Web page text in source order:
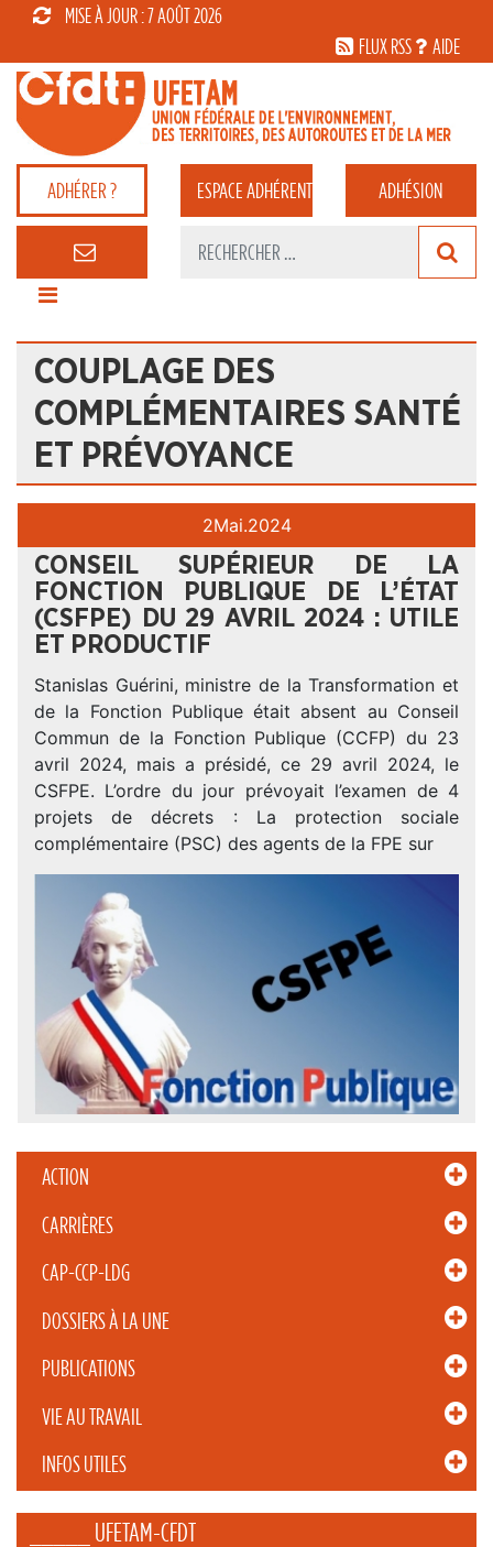
MISE À JOUR : 7 AOÛT 2026
FLUX RSS
AIDE
ADHÉRER ? ESPACEADHÉRENT ADHÉSION
COUPLAGE DES
COMPLÉMENTAIRES SANTÉ
ET PRÉVOYANCE
ACTION
CARRIÈRES
CAP-CCP-LDG
DOSSIERS À LA UNE
PUBLICATIONS
VIE AU TRAVAIL
INFOS UTILES
_____ UFETAM-CFDT
2Mai.2024
CONSEIL SUPÉRIEUR DE LA
FONCTION PUBLIQUE DE L’ÉTAT
(CSFPE) DU 29 AVRIL 2024 : UTILE
ET PRODUCTIF
Stanislas Guérini, ministre de la Transformation et
de la Fonction Publique était absent au Conseil
Commun de la Fonction Publique (CCFP) du 23
avril 2024, mais a présidé, ce 29 avril 2024, le
CSFPE. L’ordre du jour prévoyait l’examen de 4
projets de décrets : La protection sociale
complémentaire (PSC) des agents de la FPE sur